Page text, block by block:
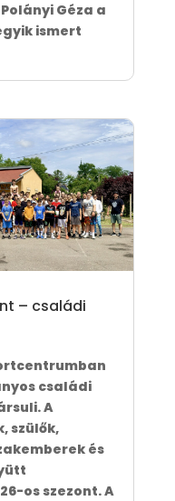
Géza a
ismert
– családi
családi
A
szülők,
és
os szezont. A